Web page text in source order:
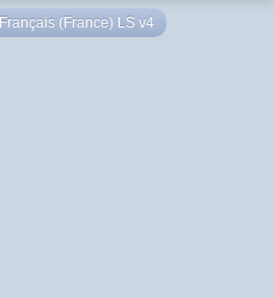
Français (France) LS v4